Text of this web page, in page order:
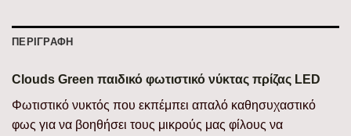
ΠΕΡΙΓΡΑΦΉ
Clouds Green παιδικό φωτιστικό νύκτας πρίζας LED
Φωτιστικό νυκτός που εκπέμπει απαλό καθησυχαστικό
φως για να βοηθήσει τους μικρούς μας φίλους να